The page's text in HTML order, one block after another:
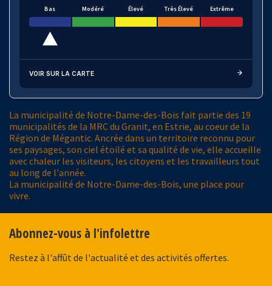
Bas Modéré Élevé Très Élevé Extrême
VOIR SUR LA CARTE
La municipalité de Notre-Dame-des-Bois fait partie des 19
municipalités de la MRC du Granit, en Estrie, au coeur de la
Région de Mégantic. Ancrée dans un territoire reconnu pour
ses paysages, son ciel étoilé et sa qualité de vie, elle accueille
avec chaleur les visiteurs, les citoyens et les travailleurs tout
au long de l'année.
La municipalité de Notre-Dame-des-Bois, une place pour
vivre.
Abonnez-vous à l'infolettre
Restez à l'affût de l'actualité et des activités offertes.